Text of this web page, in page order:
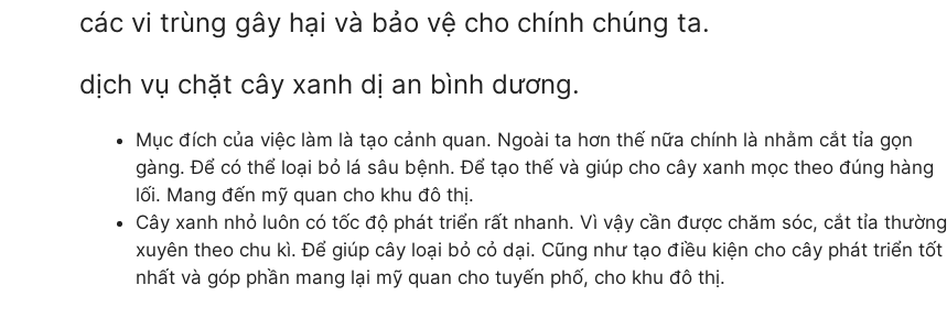
các vi trùng gây hại và bảo vệ cho chính chúng ta.
dịch vụ chặt cây xanh dị an bình dương.
Mục đích của việc làm là tạo cảnh quan. Ngoài ta hơn thế nữa chính là nhằm cắt tỉa gọn
gàng. Để có thể loại bỏ lá sâu bệnh. Để tạo thế và giúp cho cây xanh mọc theo đúng hàng
lối. Mang đến mỹ quan cho khu đô thị.
Cây xanh nhỏ luôn có tốc độ phát triển rất nhanh. Vì vậy cần được chăm sóc, cắt tỉa thường
xuyên theo chu kì. Để giúp cây loại bỏ cỏ dại. Cũng như tạo điều kiện cho cây phát triển tốt
nhất và góp phần mang lại mỹ quan cho tuyến phố, cho khu đô thị.